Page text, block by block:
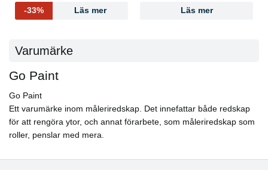
-33% Läs mer Läs mer
Varumärke
Go Paint
Go Paint
Ett varumärke inom måleriredskap. Det innefattar både redskap
för att rengöra ytor, och annat förarbete, som måleriredskap som
roller, penslar med mera.